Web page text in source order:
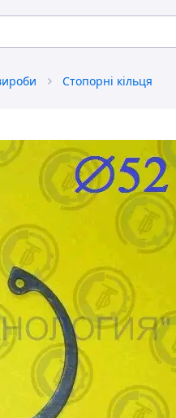
Стопорні кільця